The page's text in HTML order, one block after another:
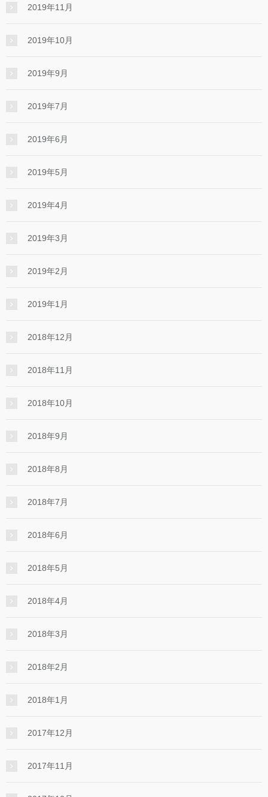
2019年11月
2019年10月
2019年9月
2019年7月
2019年6月
2019年5月
2019年4月
2019年3月
2019年2月
2019年1月
2018年12月
2018年11月
2018年10月
2018年9月
2018年8月
2018年7月
2018年6月
2018年5月
2018年4月
2018年3月
2018年2月
2018年1月
2017年12月
2017年11月